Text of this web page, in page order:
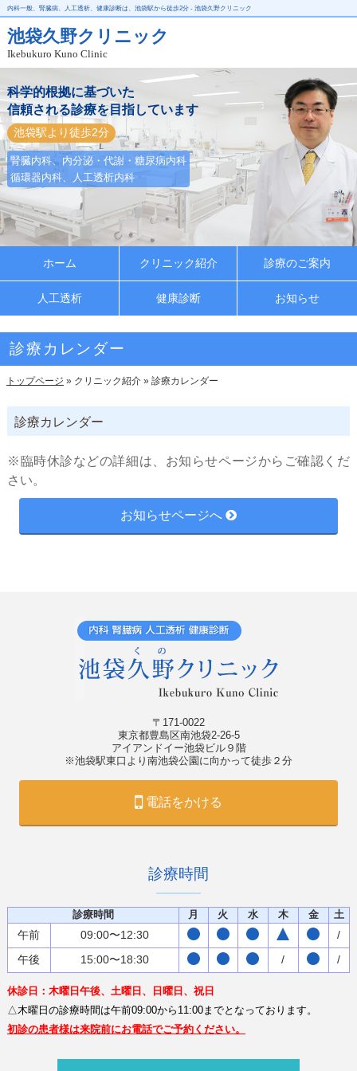
内科一般、腎臓病、人工透析、健康診断は、池袋駅から徒歩2分 - 池袋久野クリニック
池袋久野クリニック
Ikebukuro Kuno Clinic
科学的根拠に基づいた
信頼される診療を目指しています
池袋駅より徒歩2分
腎臓内科、内分泌・代謝・糖尿病内科
循環器内科、人工透析内科
ホーム クリニック紹介 診療のご案内
人工透析 健康診断 お知らせ
診療カレンダー
トップページ » クリニック紹介 » 診療カレンダー
診療カレンダー
※臨時休診などの詳細は、お知らせページからご確認くだ
さい。
お知らせページへ
〒171-0022
東京都豊島区南池袋2-26-5
アイアンドイー池袋ビル９階
※池袋駅東口より南池袋公園に向かって徒歩２分
電話をかける
診療時間
診療時間 月 火 水 木 金 土
午前 09:00〜12:30
/
午後
15:00〜18:30 / /
休診日：木曜日午後、土曜日、日曜日、祝日
△木曜日の診療時間は午前09:00から11:00までとなっております。
初診の患者様は来院前にお電話でご予約ください。